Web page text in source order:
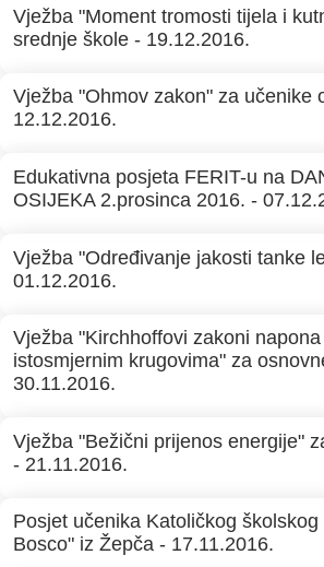
Vježba "Moment tromosti tijela i
srednje škole - 19.12.2016.
Vježba "Ohmov zakon" za učenike
12.12.2016.
Edukativna posjeta FERIT-u na
OSIJEKA 2.prosinca 2016. -
Vježba "Određivanje jakosti tanke
01.12.2016.
Vježba "Kirchhoffovi zakoni
istosmjernim krugovima" za
30.11.2016.
Vježba "Bežični prijenos energije"
- 21.11.2016.
Posjet učenika Katoličkog školskog
Bosco" iz Žepča - 17.11.2016.